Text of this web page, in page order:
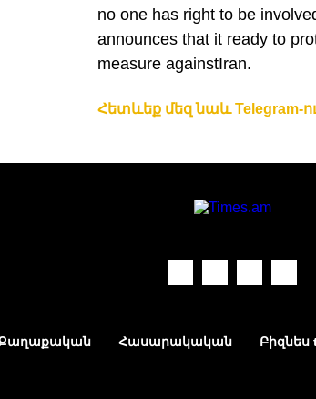
no one has right to be
announces that it ready to
measure againstIran.
Հետևեք մեզ նաև Telegram-
Հասարակական Բիզնես